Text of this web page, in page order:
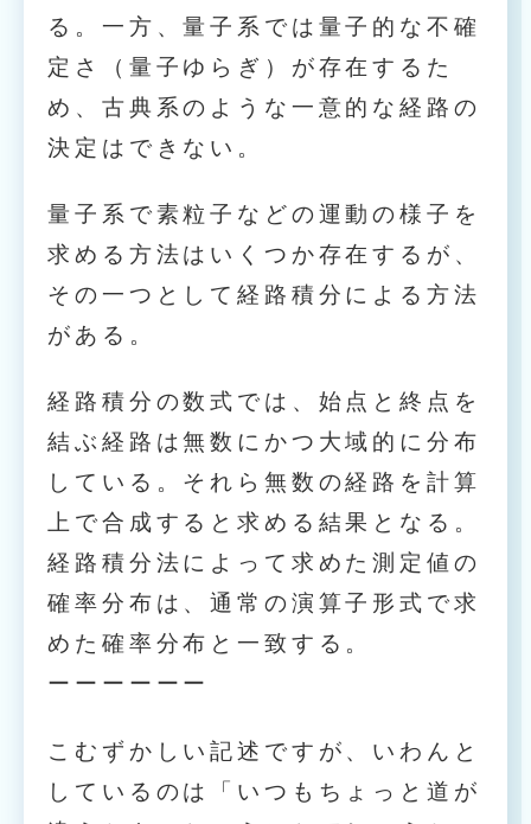
る。一方、量子系では量子的な不確
定さ（量子ゆらぎ）が存在するた
め、古典系のような一意的な経路の
決定はできない。
量子系で素粒子などの運動の様子を
求める方法はいくつか存在するが、
その一つとして経路積分による方法
がある。
経路積分の数式では、始点と終点を
結ぶ経路は無数にかつ大域的に分布
している。それら無数の経路を計算
上で合成すると求める結果となる。
経路積分法によって求めた測定値の
確率分布は、通常の演算子形式で求
めた確率分布と一致する。
ーーーーーー
こむずかしい記述ですが、いわんと
しているのは「いつもちょっと道が